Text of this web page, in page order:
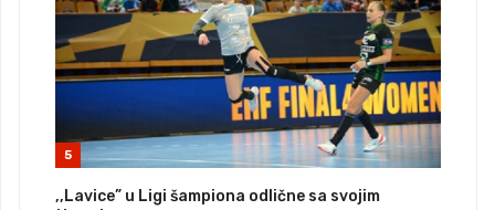
5
,,Lavice” u Ligi šampiona odlične sa svojim